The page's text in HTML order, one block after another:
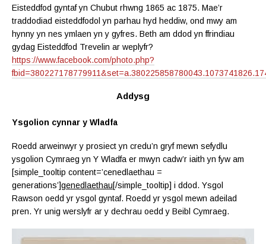
Eisteddfod gyntaf yn Chubut rhwng 1865 ac 1875. Mae’r
traddodiad eisteddfodol yn parhau hyd heddiw, ond mwy am
hynny yn nes ymlaen yn y gyfres. Beth am ddod yn ffrindiau
gydag Eisteddfod Trevelin ar weplyfr?
https://www.facebook.com/photo.php?
Addysg
Ysgolion cynnar y Wladfa
Roedd arweinwyr y prosiect yn credu’n gryf mewn sefydlu
ysgolion Cymraeg yn Y Wladfa er mwyn cadw’r iaith yn fyw am
[simple_tooltip content=’cenedlaethau =
generations’]genedlaethau[/simple_tooltip] i ddod. Ysgol
Rawson oedd yr ysgol gyntaf. Roedd yr ysgol mewn adeilad
pren. Yr unig werslyfr ar y dechrau oedd y Beibl Cymraeg.